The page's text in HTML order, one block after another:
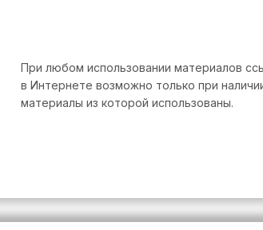
При любом использовании материалов
в Интернете возможно только при
материалы из которой использованы.